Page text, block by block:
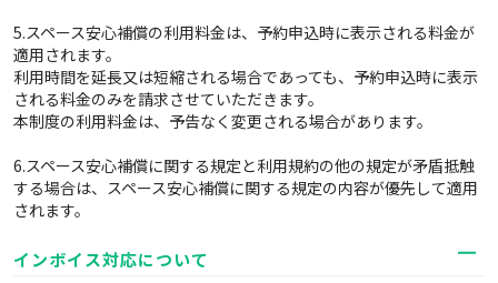
5.スペース安心補償の利用料金は、予約申込時に表示される料金が
適用されます。
利用時間を延長又は短縮される場合であっても、予約申込時に表示
される料金のみを請求させていただきます。
本制度の利用料金は、予告なく変更される場合があります。
6.スペース安心補償に関する規定と利用規約の他の規定が矛盾抵触
する場合は、スペース安心補償に関する規定の内容が優先して適用
されます。
インボイス対応について